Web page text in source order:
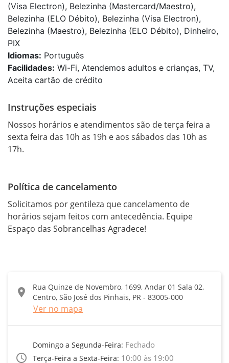
(Visa Electron), Belezinha (Mastercard/Maestro),
Belezinha (ELO Débito), Belezinha (Visa Electron),
Belezinha (Maestro), Belezinha (ELO Débito), Dinheiro,
PIX
Idiomas: Português
Facilidades: Wi-Fi, Atendemos adultos e crianças, TV,
Aceita cartão de crédito
Instruções especiais
Nossos horários e atendimentos são de terça feira a
sexta feira das 10h as 19h e aos sábados das 10h as
17h.
Política de cancelamento
Solicitamos por gentileza que cancelamento de
horários sejam feitos com antecedência. Equipe
Espaço das Sobrancelhas Agradece!
location_on
Rua Quinze de Novembro, 1699, Andar 01 Sala 02,
Centro, São José dos Pinhais, PR - 83005-000
Ver no mapa
access_time
Domingo a Segunda-Feira: Fechado
Terça-Feira a Sexta-Feira: 10:00 às 19:00